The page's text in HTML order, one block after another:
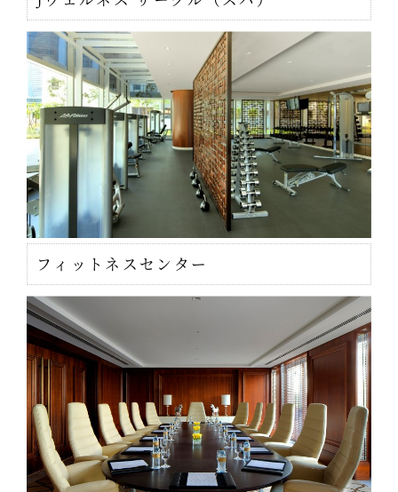
フィットネスセンター